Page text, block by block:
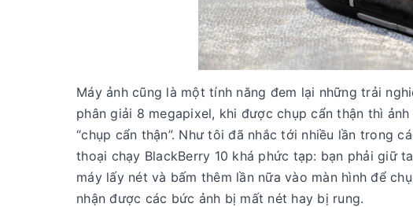
Máy ảnh cũng là một tính năng đem lại những trải
phân giải 8 megapixel, khi được chụp cẩn thận thì
“chụp cẩn thận”. Như tôi đã nhắc tới nhiều lần trong
thoại chạy BlackBerry 10 khá phức tạp: bạn phải giữ
máy lấy nét và bấm thêm lần nữa vào màn hình để
nhận được các bức ảnh bị mất nét hay bị rung.